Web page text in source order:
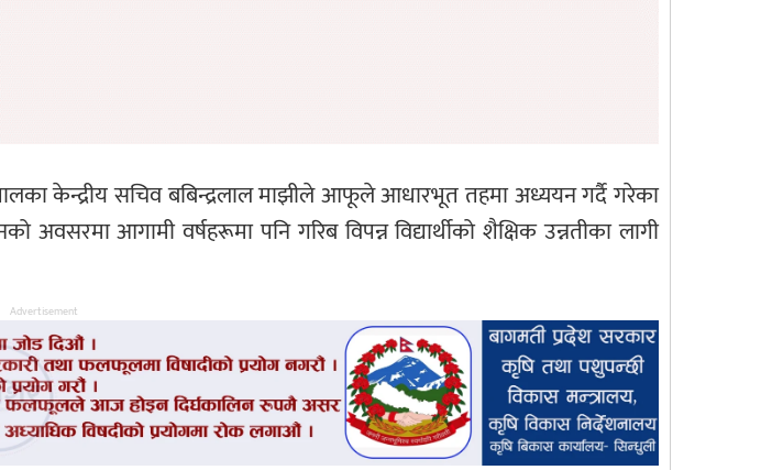
केन्द्रीय सचिव बबिन्द्रलाल माझीले आफूले आधारभूत तहमा अध्ययन गर्दै गरेका
अवसरमा आगामी वर्षहरूमा पनि गरिब विपन्न विद्यार्थीको शैक्षिक उन्नतीका लागी
Advertisement